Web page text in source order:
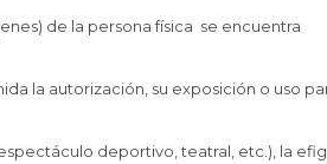
de la persona física se encuentra
la autorización, su exposición o uso
deportivo, teatral, etc.), la